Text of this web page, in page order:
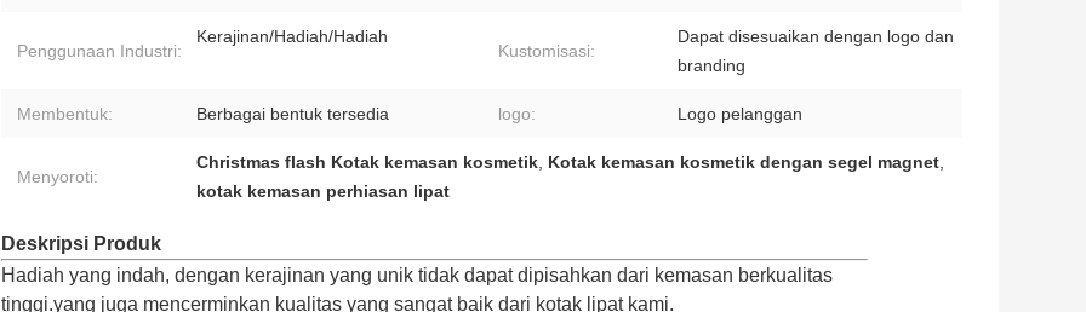
Penggunaan Industri:
Kerajinan/Hadiah/Hadiah
Kustomisasi:
Dapat disesuaikan dengan logo dan
branding
Membentuk: Berbagai bentuk tersedia logo: Logo pelanggan
Menyoroti:
Christmas flash Kotak kemasan kosmetik, Kotak kemasan kosmetik dengan segel magnet,
kotak kemasan perhiasan lipat
Deskripsi Produk
Hadiah yang indah, dengan kerajinan yang unik tidak dapat dipisahkan dari kemasan berkualitas
tinggi.yang juga mencerminkan kualitas yang sangat baik dari kotak lipat kami.